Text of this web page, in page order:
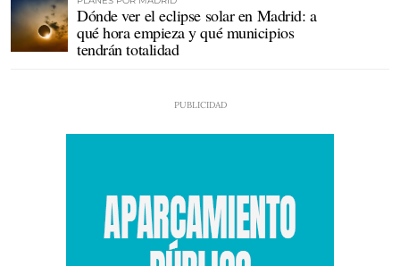
Dónde ver el eclipse solar en Madrid: a
qué hora empieza y qué municipios
tendrán totalidad